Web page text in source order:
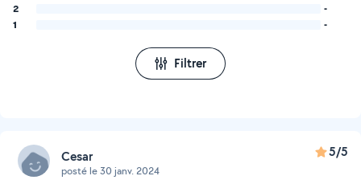
2
-
1
-
Filtrer
Cesar
posté le 30 janv. 2024
5/5